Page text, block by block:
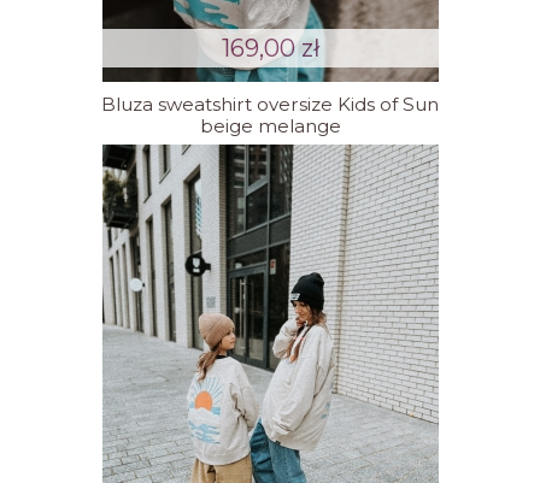
Bluza sweatshirt oversize Kids of Sun
beige melange
169,00 zł